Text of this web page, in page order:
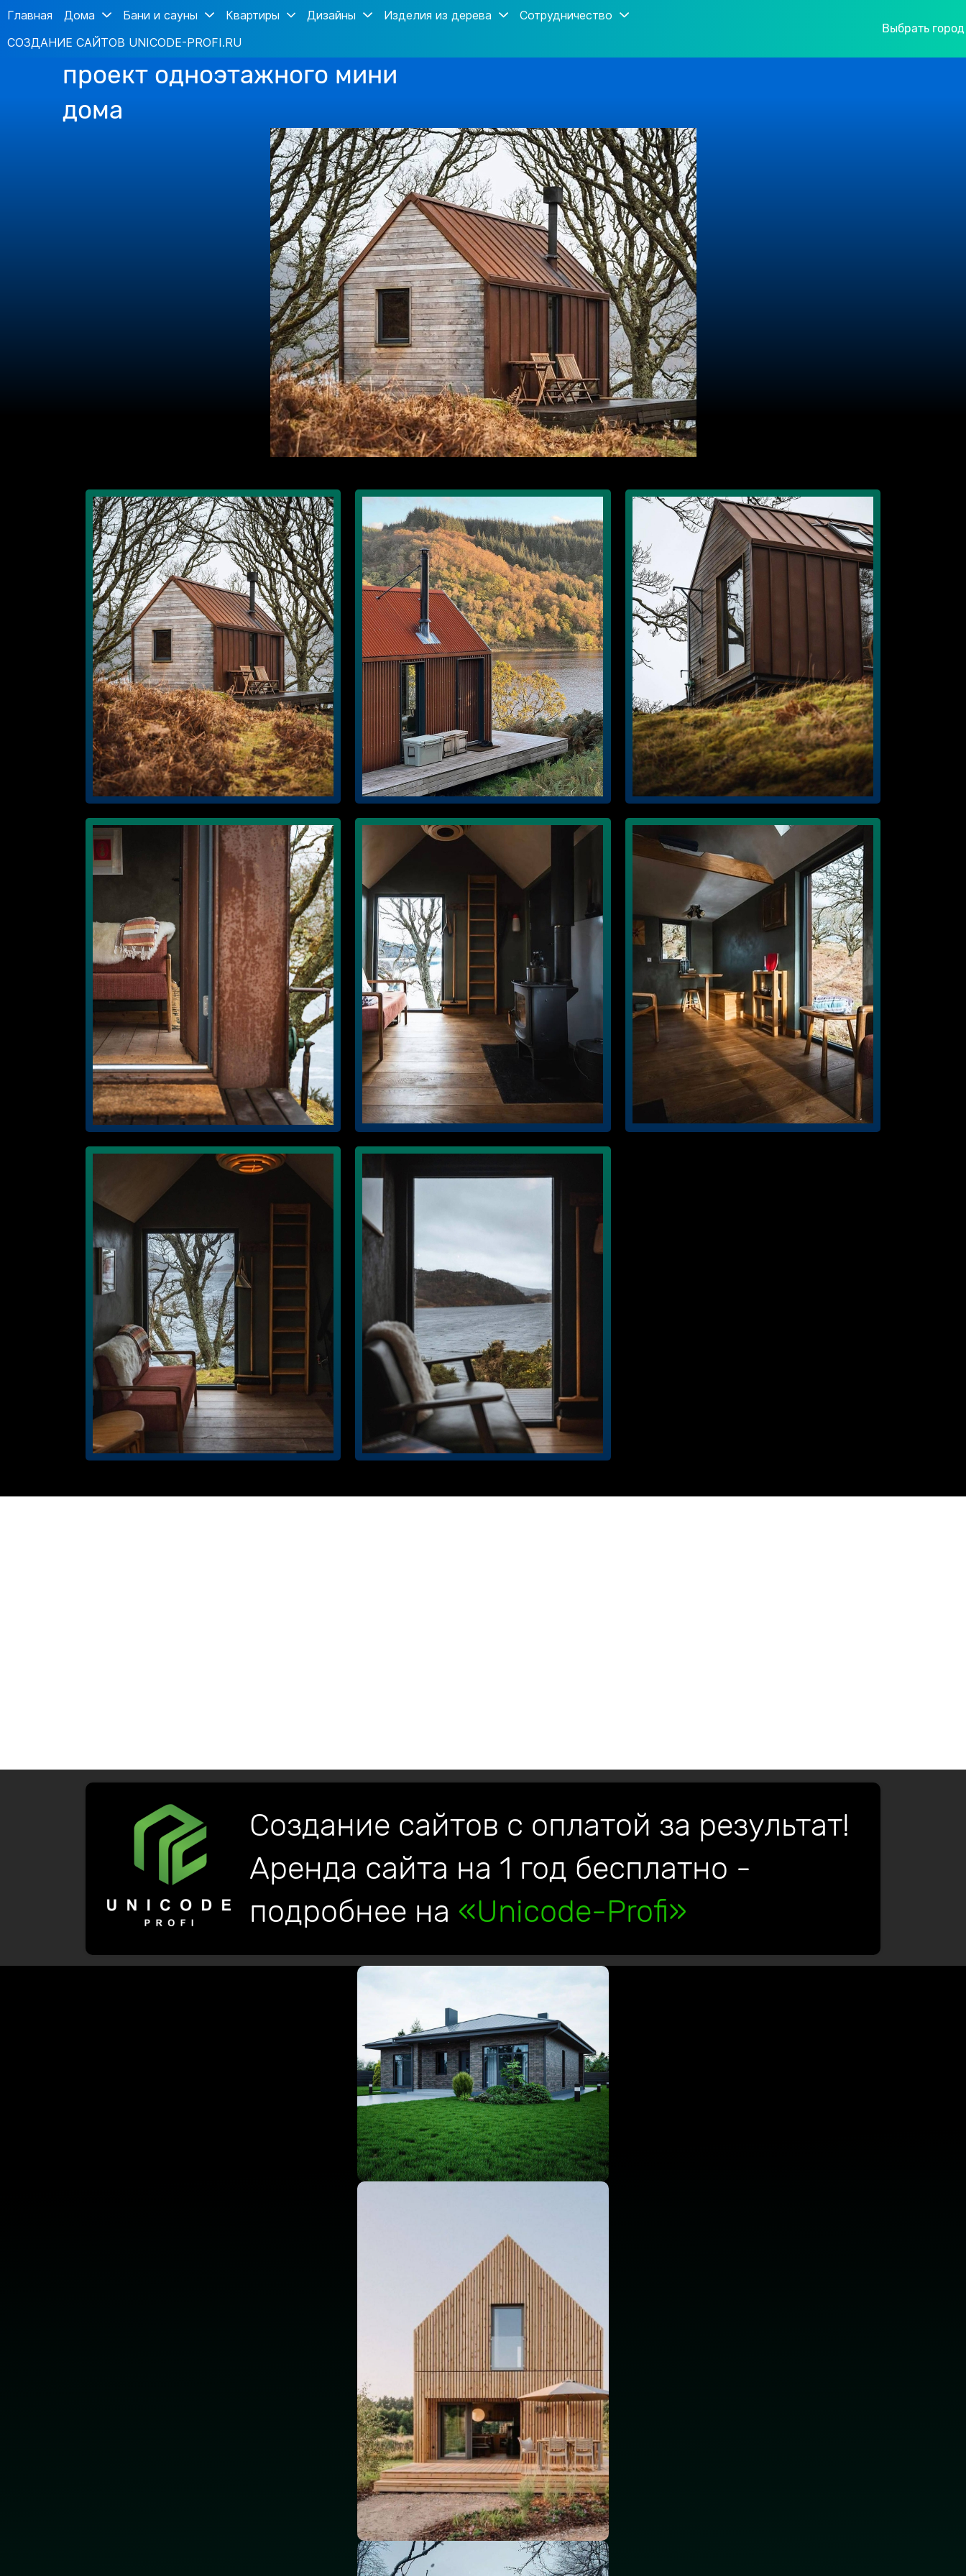
Главная Дома Бани и сауны Квартиры Дизайны Изделия из дерева
Сотрудничество
СОЗДАНИЕ САЙТОВ UNICODE-PROFI.RU
Выбрать город
проект одноэтажного мини
дома
смотреть ВСЕ ПРОЕКТЫ
Создание сайтов с оплатой за результат!
Аренда сайта на 1 год бесплатно -
подробнее на «Unicode-Profi»